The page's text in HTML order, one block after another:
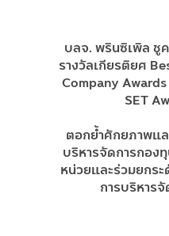
บลจ. พรินซิเพิล ชูค
รางวัลเกียรติยศ
Company
SET
ตอกย้ำศักยภาพแล
บริหารจัดการกอง
หน่วยและร่วมยกร
การบริหาร